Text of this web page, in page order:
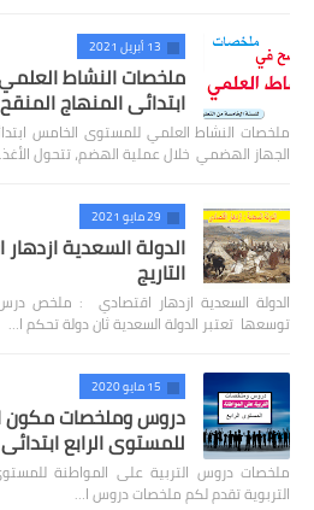
13 أبريل 2021
ملخصات النشاط
ابتدائي المنهاج المنقح
ملخصات النشاط العلمي للمستوى الخامس
الجهاز الهضمي خلال عملية الهضم، تتحول
29 مايو 2021
الدولة السعدية
التاريج
الدولة السعدية ازدهار اقتصادي : ملخص
توسعها تعتبر الدولة السعدية ثان دولة تحكم ا…
15 مايو 2020
دروس وملخصات مكون
للمستوى الرابع ابتدائي
ملخصات دروس التربية على المواطنة
التربوية تقدم لكم ملخصات دروس ا…